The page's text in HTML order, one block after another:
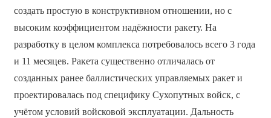
создать простую в конструктивном отношении, но с
высоким коэффициентом надёжности ракету. На
разработку в целом комплекса потребовалось всего 3 года
и 11 месяцев. Ракета существенно отличалась от
созданных ранее баллистических управляемых ракет и
проектировалась под специфику Сухопутных войск, с
учётом условий войсковой эксплуатации. Дальность